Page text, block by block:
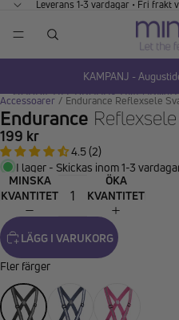
Leverans 1-3 vardagar • Fri frakt
KAMPANJ -
HOPPA TILL
Accessoarer / Endurance Reflexsele
Endurance
199 kr
4.5 (2)
I lager - Skickas inom 1-3
MINSKA
KVANTITET
ÖKA
KVANTITET
LÄGG I VARUKORG
Fler färger